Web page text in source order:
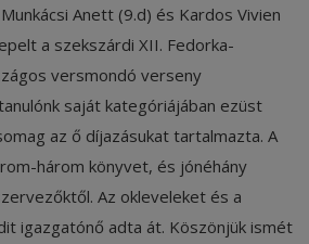
Mann
Anett (9.d) és Kardos Vivien
a szekszárdi XII. Fedorka-
versmondó verseny
saját kategóriájában ezüst
az ő díjazásukat tartalmazta. A
három könyvet, és jónéhány
Az okleveleket és a
igazgatónő adta át. Köszönjük ismét